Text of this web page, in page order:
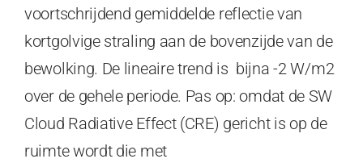
voortschrijdend gemiddelde reflectie van
kortgolvige straling aan de bovenzijde van de
bewolking. De lineaire trend is bijna -2 W/m2
over de gehele periode. Pas op: omdat de SW
Cloud Radiative Effect (CRE) gericht is op de
ruimte wordt die met